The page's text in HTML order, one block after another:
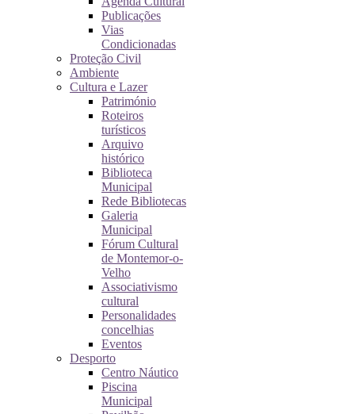
Publicações
Vias
Condicionadas
Proteção Civil
Ambiente
Cultura e Lazer
Património
Roteiros
turísticos
Arquivo
histórico
Biblioteca
Municipal
Rede Bibliotecas
Galeria
Municipal
Fórum Cultural
de Montemor-o-
Velho
Associativismo
cultural
Personalidades
concelhias
Eventos
Desporto
Centro Náutico
Piscina
Municipal